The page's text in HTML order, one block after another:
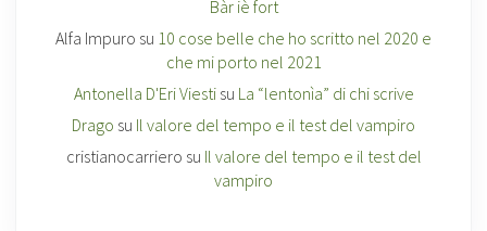
Bàr iè fort
Alfa Impuro su 10 cose belle che ho scritto nel 2020 e
che mi porto nel 2021
Antonella D'Eri Viestisu La “lentonìa” di chi scrive
Drago su Il valore del tempo e il test del vampiro
cristianocarriero su Il valore del tempo e il test del
vampiro